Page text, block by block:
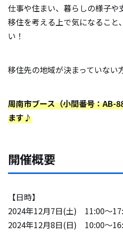
仕事や住まい、暮らしの様子
移住を考える上で気になること
い！
移住先の地域が決まっていない
周南市ブース（小間番号：AB-
ます♪
開催概要
【日時】
2024年12月7日(土) 11:00〜
2024年12月8日(日) 10:00〜